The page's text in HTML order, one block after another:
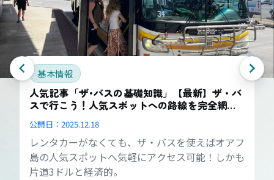
基本情報
人気記事「ザ･バスの基礎知識」【最新】ザ・バ
スで行こう！人気スポットへの路線を完全網
羅！
公開日： 2025.12.18
レンタカーがなくても、ザ・バスを使えばオアフ
島の人気スポットへ気軽にアクセス可能！しかも
片道3ドルと経済的。